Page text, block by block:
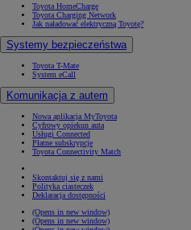
Toyota HomeCharge
Toyota Charging Network
Jak naładować elektryczną Toyotę?
Systemy bezpieczeństwa
Toyota T-Mate
System eCall
Komunikacja z autem
Nowa aplikacja MyToyota
Cyfrowy opiekun auta
Usługi Connected
Płatne subskrypcje
Toyota Connectivity Match
Skontaktuj się z nami
Polityka ciasteczek
Deklaracja dostępności
(Opens in new window)
(Opens in new window)